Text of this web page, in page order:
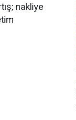
nakliye